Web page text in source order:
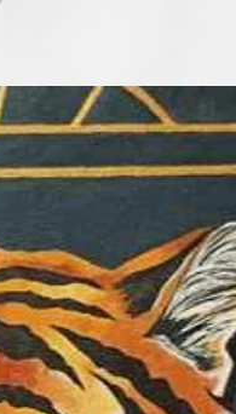
Kortárs Művészeti
verseket is ír a
újságokban,
rendszeresen.
verseit is
tagja a GLM
Máthé) Géczi
ezüstérmes
akusztikus-
kiadása 2002.
Megfestett
Közel 400 képe